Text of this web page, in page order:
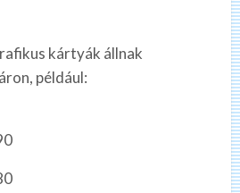
kártyák állnak
például: